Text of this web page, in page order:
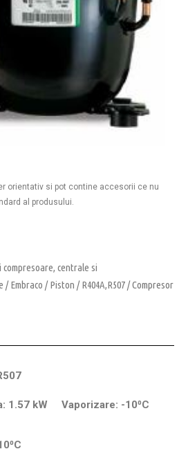
orientativ si pot contine accesorii ce nu
al produsului.
centrale si
/Embraco /Piston /R404A,R507/ Compresor
1.57 kW Vaporizare: -10⁰C